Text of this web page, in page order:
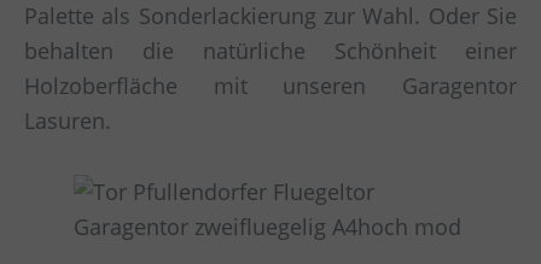
Palette als Sonderlackierung zur Wahl. Oder Sie
behalten die natürliche Schönheit einer
Holzoberfläche mit unseren Garagentor
Lasuren.